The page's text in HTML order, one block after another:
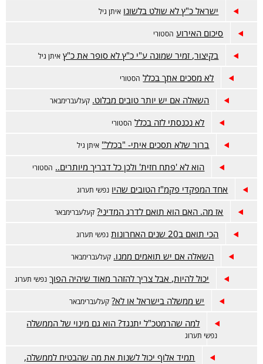
ישראל כ"ץ לא שולט בלשונו איתן גיל
סיכום האירוע הסטורי
בקיצור, זמיר שמונה ע"י כ"ץ לא סופר את כ"ץ איתן גיל
לא מסכים אתך בכלל הסטורי
השאלה אם יש יותר טובים מבלוט. קעלעברימבאר
לא נכנסתי לזה בכלל הסטורי
ברור שלא תסכים איתי- "בכלל" איתן גיל
הוא לא 'פתח חזית' ולכן כל דבריך מיותרים.. הסטורי
אחד המפקדי פקמ"ז הטובים שהיו נפשי תערוג
אז מה. האם הוא תואם לדרג המדיני? קעלעברימבאר
הכי תואם ב20 שנים האחרונות נפשי תערוג
השאלה אם יש תואמים ממנו. קעלעברימבאר
יכול להיות, אבל צריך להזהר מאוד שיהיה הפוך נפשי תערוג
יש ממשלה בישראל או לא? קעלעברימבאר
למה שהרמטכ"ל יתנגד? הוא גם מינוי של הממשלה
נפשי תערוג
תמיד אלוף יכול לשנות את מה שהבטיח לממשלה,